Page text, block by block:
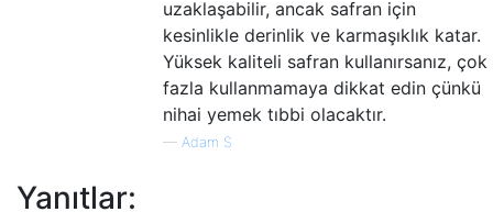
uzaklaşabilir, ancak safran için
kesinlikle derinlik ve karmaşıklık katar.
Yüksek kaliteli safran kullanırsanız, çok
fazla kullanmamaya dikkat edin çünkü
nihai yemek tıbbi olacaktır.
— Adam S
Yanıtlar: